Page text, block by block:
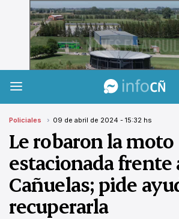
InfoCañuelas
Policiales 09 de abril de 2024 - 15:32 hs
Le robaron la moto
estacionada frente
Cañuelas; pide
recuperarla